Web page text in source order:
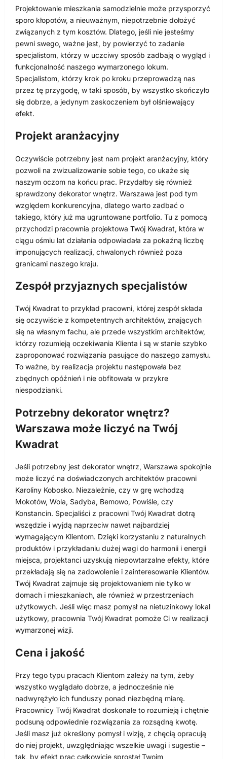
Projektowanie mieszkania samodzielnie może przysporzyć
sporo kłopotów, a nieuważnym, niepotrzebnie dołożyć
związanych z tym kosztów. Dlatego, jeśli nie jesteśmy
pewni swego, ważne jest, by powierzyć to zadanie
specjalistom, którzy w uczciwy sposób zadbają o wygląd i
funkcjonalność naszego wymarzonego lokum.
Specjalistom, którzy krok po kroku przeprowadzą nas
przez tę przygodę, w taki sposób, by wszystko skończyło
się dobrze, a jedynym zaskoczeniem był olśniewający
efekt.
Projekt aranżacyjny
Oczywiście potrzebny jest nam projekt aranżacyjny, który
pozwoli na zwizualizowanie sobie tego, co ukaże się
naszym oczom na końcu prac. Przydałby się również
sprawdzony dekorator wnętrz. Warszawa jest pod tym
względem konkurencyjna, dlatego warto zadbać o
takiego, który już ma ugruntowane portfolio. Tu z pomocą
przychodzi pracownia projektowa Twój Kwadrat, która w
ciągu ośmiu lat działania odpowiadała za pokaźną liczbę
imponujących realizacji, chwalonych również poza
granicami naszego kraju.
Zespół przyjaznych specjalistów
Twój Kwadrat to przykład pracowni, której zespół składa
się oczywiście z kompetentnych architektów, znających
się na własnym fachu, ale przede wszystkim architektów,
którzy rozumieją oczekiwania Klienta i są w stanie szybko
zaproponować rozwiązania pasujące do naszego zamysłu.
To ważne, by realizacja projektu następowała bez
zbędnych opóźnień i nie obfitowała w przykre
niespodzianki.
Potrzebny dekorator wnętrz?
Warszawa może liczyć na Twój
Kwadrat
Jeśli potrzebny jest dekorator wnętrz, Warszawa spokojnie
może liczyć na doświadczonych architektów pracowni
Karoliny Kobosko. Niezależnie, czy w grę wchodzą
Mokotów, Wola, Sadyba, Bemowo, Powiśle, czy
Konstancin. Specjaliści z pracowni Twój Kwadrat dotrą
wszędzie i wyjdą naprzeciw nawet najbardziej
wymagającym Klientom. Dzięki korzystaniu z naturalnych
produktów i przykładaniu dużej wagi do harmonii i energii
miejsca, projektanci uzyskują niepowtarzalne efekty, które
przekładają się na zadowolenie i zainteresowanie Klientów.
Twój Kwadrat zajmuje się projektowaniem nie tylko w
domach i mieszkaniach, ale również w przestrzeniach
użytkowych. Jeśli więc masz pomysł na nietuzinkowy lokal
użytkowy, pracownia Twój Kwadrat pomoże Ci w realizacji
wymarzonej wizji.
Cena i jakość
Przy tego typu pracach Klientom zależy na tym, żeby
wszystko wyglądało dobrze, a jednocześnie nie
nadwyrężyło ich funduszy ponad niezbędną miarę.
Pracownicy Twój Kwadrat doskonale to rozumieją i chętnie
podsuną odpowiednie rozwiązania za rozsądną kwotę.
Jeśli masz już określony pomysł i wizję, z chęcią opracują
do niej projekt, uwzględniając wszelkie uwagi i sugestie –
tak, by efekt prac całkowicie sprostał Twoim